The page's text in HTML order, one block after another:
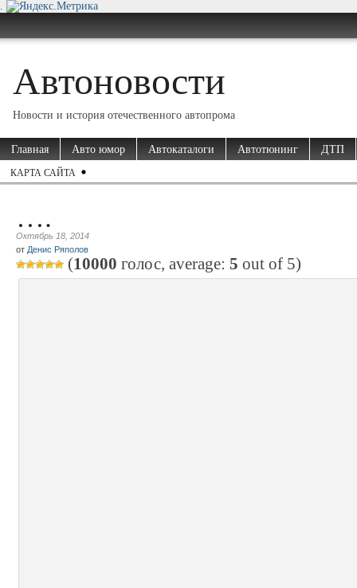
.
Автоновости
Новости и история отечественного автопрома
Главная Авто юмор Автокаталоги Автотюнинг ДТП
КАРТА САЙТА
….
Октябрь 18, 2014
от Денис Ряполов
(10000 голос, average: 5 out of 5)